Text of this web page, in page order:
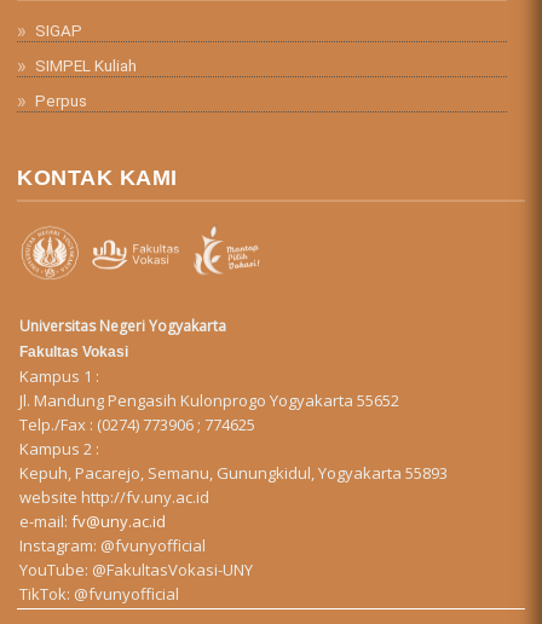
SIGAP
SIMPEL Kuliah
Perpus
KONTAK KAMI
Universitas Negeri Yogyakarta
Fakultas Vokasi
Kampus 1 :
Jl. Mandung Pengasih Kulonprogo Yogyakarta 55652
Telp./Fax : (0274) 773906 ; 774625
Kampus 2 :
Kepuh, Pacarejo, Semanu, Gunungkidul, Yogyakarta 55893
website http://fv.uny.ac.id
e-mail:fv@uny.ac.id
Instagram: @fvunyofficial
YouTube: @FakultasVokasi-UNY
TikTok: @fvunyofficial